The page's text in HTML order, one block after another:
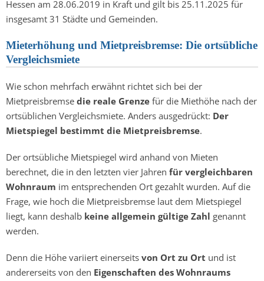
Hessen am 28.06.2019 in Kraft und gilt bis 25.11.2025 für
insgesamt 31 Städte und Gemeinden.
Mieterhöhung und Mietpreisbremse: Die ortsübliche
Vergleichsmiete
Wie schon mehrfach erwähnt richtet sich bei der
Mietpreisbremse die reale Grenze für die Miethöhe nach der
ortsüblichen Vergleichsmiete. Anders ausgedrückt: Der
Mietspiegel bestimmt die Mietpreisbremse.
Der ortsübliche Mietspiegel wird anhand von Mieten
berechnet, die in den letzten vier Jahren für vergleichbaren
Wohnraum im entsprechenden Ort gezahlt wurden. Auf die
Frage, wie hoch die Mietpreisbremse laut dem Mietspiegel
liegt, kann deshalb keine allgemein gültige Zahl genannt
werden.
Denn die Höhe variiert einerseits von Ort zu Ort und ist
andererseits von den Eigenschaften des Wohnraums